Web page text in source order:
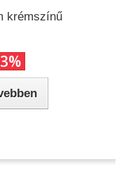
krémszínű